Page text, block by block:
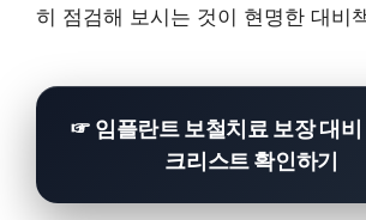
히 점검해 보시는 것이 현명한 대비
☞ 임플란트 보철치료 보장 대비
크리스트 확인하기